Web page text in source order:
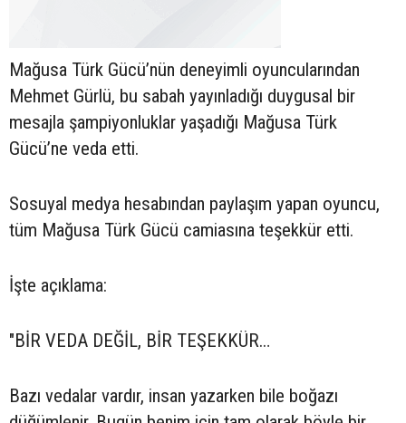
Mağusa Türk Gücü’nün deneyimli oyuncularından
Mehmet Gürlü, bu sabah yayınladığı duygusal bir
mesajla şampiyonluklar yaşadığı Mağusa Türk
Gücü’ne veda etti.
Sosuyal medya hesabından paylaşım yapan oyuncu,
tüm Mağusa Türk Gücü camiasına teşekkür etti.
İşte açıklama:
"BİR VEDA DEĞİL, BİR TEŞEKKÜR…
Bazı vedalar vardır, insan yazarken bile boğazı